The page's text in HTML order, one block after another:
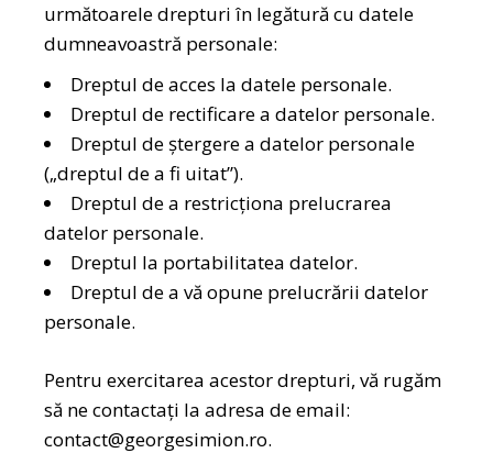
următoarele drepturi în legătură cu datele
dumneavoastră personale:
Dreptul de acces la datele personale.
Dreptul de rectificare a datelor personale.
Dreptul de ștergere a datelor personale
(„dreptul de a fi uitat”).
Dreptul de a restricționa prelucrarea
datelor personale.
Dreptul la portabilitatea datelor.
Dreptul de a vă opune prelucrării datelor
personale.
Pentru exercitarea acestor drepturi, vă rugăm
să ne contactați la adresa de email:
contact@georgesimion.ro.